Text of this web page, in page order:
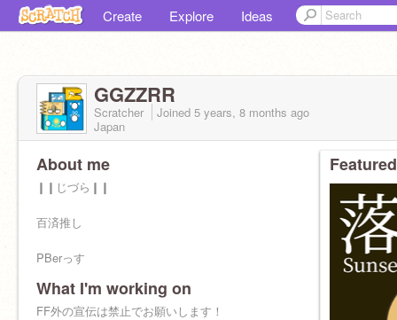
Create Explore Ideas
GGZZRR
Scratcher Joined 5 years, 8 months ago
Japan
About me
❙❙じづら❙❙
百済推し
PBerっす
〇独り言
◤階伯ロスなう◢
What I'm working on
FF外の宣伝は禁止でお願いします！